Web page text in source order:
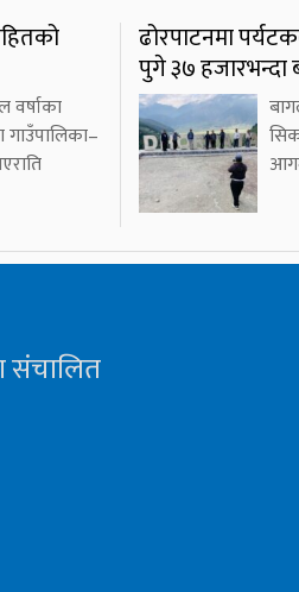
वर्षाका
ढोरपाटनमा
पुगे ३७ हजारभन्दा
संचालित